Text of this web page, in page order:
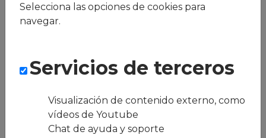
funcionaría en tu
equipo?
Mejora el día a día sin complicarte: sin
comedor, sin tickets, sin líos.
Selecciona las opciones de cookies para
navegar.
Servicios de terceros
Visualización de contenido externo, como
vídeos de Youtube
Chat de ayuda y soporte